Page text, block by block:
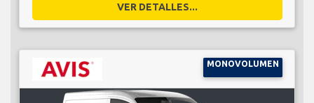
VER DETALLES...
MONOVOLUMEN